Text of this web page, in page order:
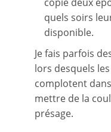
quels soirs
disponible.
Je fais parfois
lors desquels
complotent
mettre de la
présage.